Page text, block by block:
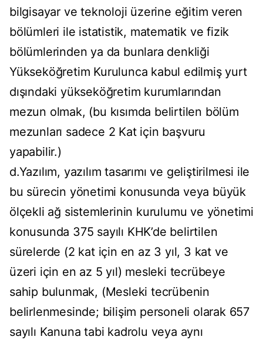
bilgisayar ve teknoloji üzerine eğitim veren
bölümleri ile istatistik, matematik ve fizik
bölümlerinden ya da bunlara denkliği
Yükseköğretim Kurulunca kabul edilmiş yurt
dışındaki yükseköğretim kurumlarından
mezun olmak, (bu kısımda belirtilen bölüm
mezunları sadece 2 Kat için başvuru
yapabilir.)
d.Yazılım, yazılım tasarımı ve geliştirilmesi ile
bu sürecin yönetimi konusunda veya büyük
ölçekli ağ sistemlerinin kurulumu ve yönetimi
konusunda 375 sayılı KHK’de belirtilen
sürelerde (2 kat için en az 3 yıl, 3 kat ve
üzeri için en az 5 yıl) mesleki tecrübeye
sahip bulunmak, (Mesleki tecrübenin
belirlenmesinde; bilişim personeli olarak 657
sayılı Kanuna tabi kadrolu veya aynı